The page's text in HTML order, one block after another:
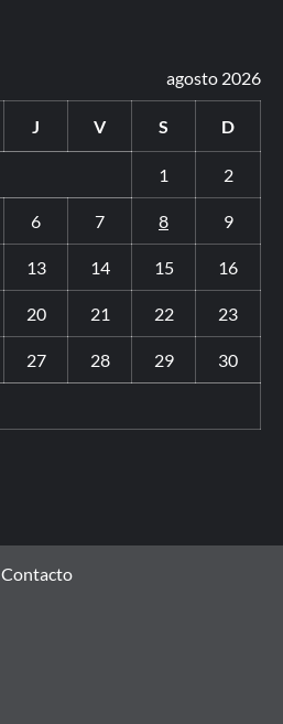
agosto 2026
J V S D
1 2
6 7 8 9
13 14 15 16
20 21 22 23
27 28 29 30
Contacto